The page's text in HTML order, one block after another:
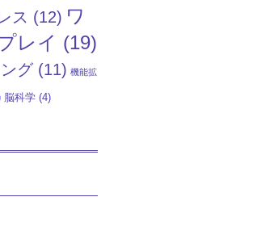
ス (12) ワ
レイ (19)
グ(11) 機能拡
脳科学 (4)